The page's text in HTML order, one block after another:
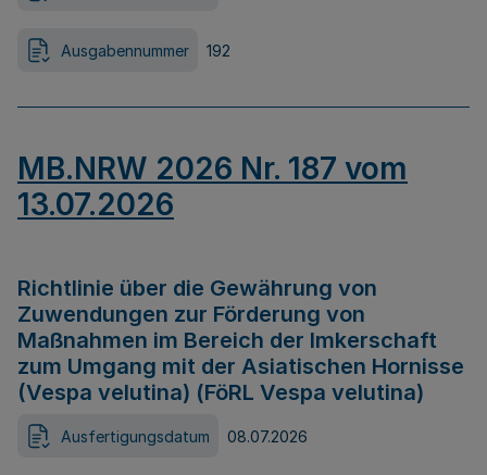
Ausgabennummer 192
MB.NRW 2026 Nr. 187 vom
13.07.2026
Richtlinie über die Gewährung von
Zuwendungen zur Förderung von
Maßnahmen im Bereich der Imkerschaft
zum Umgang mit der Asiatischen Hornisse
(Vespa velutina) (FöRL Vespa velutina)
Ausfertigungsdatum 08.07.2026